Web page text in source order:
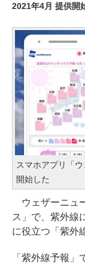
2021年4月 提供開
スマホアプリ「
開始した
ウェザーニュ
ス」で、紫外線
に役立つ「紫外
「紫外線予報